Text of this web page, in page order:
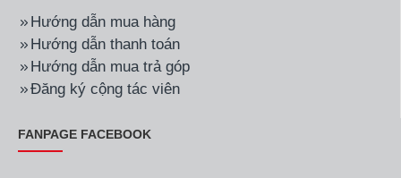
Hướng dẫn mua hàng
Hướng dẫn thanh toán
Hướng dẫn mua trả góp
Đăng ký cộng tác viên
FANPAGE FACEBOOK